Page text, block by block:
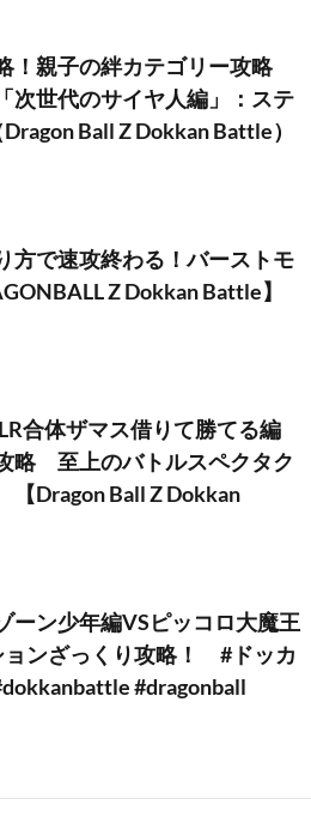
！親子の絆カテゴリー攻略
次世代のサイヤ人編」：ステ
Ball Z Dokkan Battle）
方で速攻終わる！バーストモ
Z Dokkan Battle】
合体ザマス借りて勝てる編
略 至上のバトルスペクタク
Dragon Ball Z Dokkan
ーン少年編VSピッコロ大魔王
ョンざっくり攻略！ #ドッカ
#dragonball